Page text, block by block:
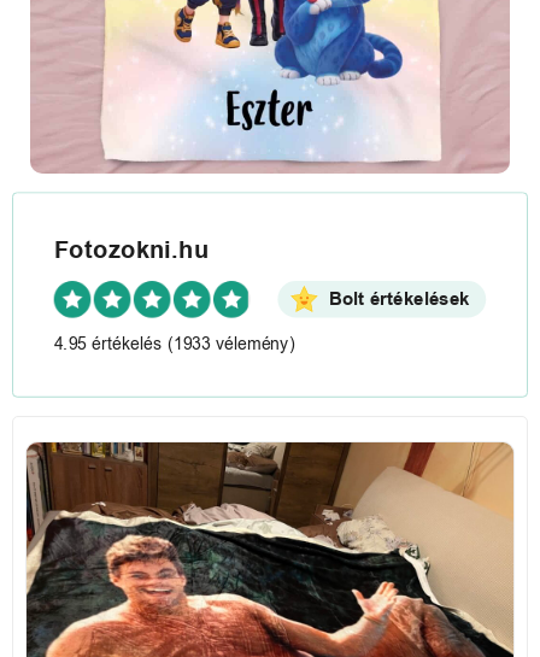
Fotozokni.hu
Bolt értékelések
4.95 értékelés (1933 vélemény)